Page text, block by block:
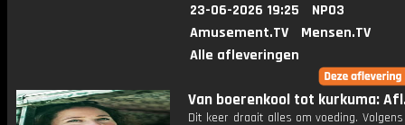
23-06-2026 19:25
NPO3
Amusement.TV
Mensen.TV
Alle afleveringen
Van boerenkool tot kurkuma:
Dit keer draait alles om voeding.